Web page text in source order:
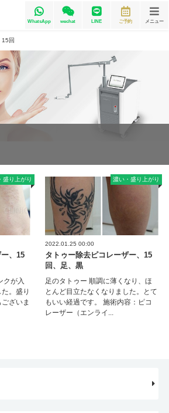
メニュー
ご予約
LINE
wechat
WhatsApp
15回
盛り上がり
、15
クが入
。盛り
ざいま
濃い・盛り上がり
2022.01.25 00:00
タトゥー除去ピコレーザー、15
回、足、黒
足のタトゥー 順調に薄くなり、ほ
とんど目立たなくなりました。とて
もいい経過です。 施術内容：ピコ
レーザー（エンライ...